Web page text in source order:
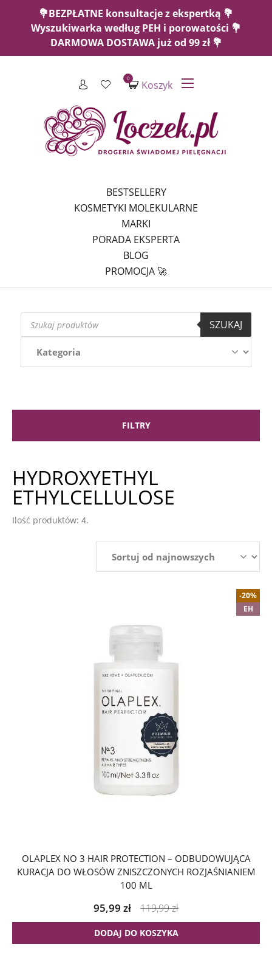
💐BEZPŁATNE konsultacje z ekspertką 💐
Wyszukiwarka według PEH i porowatości 💐
DARMOWA DOSTAWA już od 99 zł 💐
Koszyk
0
BESTSELLERY
KOSMETYKI MOLEKULARNE
MARKI
PORADA EKSPERTA
BLOG
PROMOCJA 🚀
Wyszukiwarka
produktów
SZUKAJ
FILTRY
HYDROXYETHYL
ETHYLCELLULOSE
Ilość produktów: 4.
-20%
EH
OLAPLEX NO 3 HAIR PROTECTION – ODBUDOWUJĄCA
KURACJA DO WŁOSÓW ZNISZCZONYCH ROZJAŚNIANIEM
100 ML
95,99 zł 119,99zł
DODAJ DO KOSZYKA